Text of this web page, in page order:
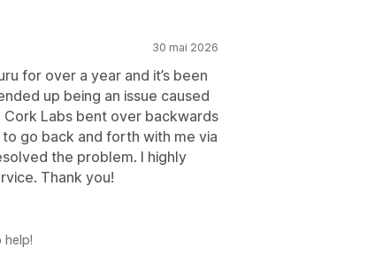
30 mai 2026
for over a year and it’s been
up being an issue caused
Labs bent over backwards
go back and forth with me via
the problem. I highly
Thank you!
help!